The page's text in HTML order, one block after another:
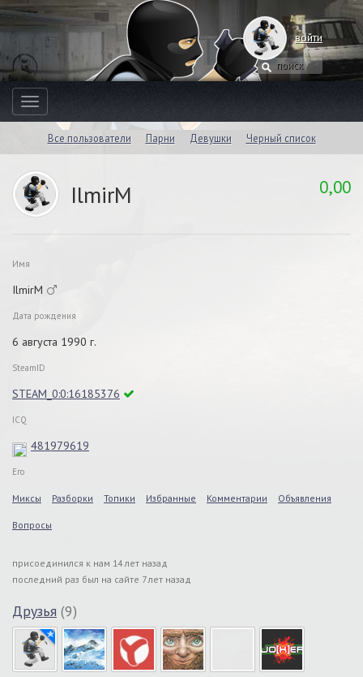
войти
Toggle
navigation
Все пользователи Парни Девушки Черный список
IlmirM 0,00
Имя
IlmirM
Дата рождения
6 августа 1990 г.
SteamID
STEAM_0:0:16185376
ICQ
481979619
Его
Миксы Разборки Топики Избранные Комментарии Объявления
Вопросы
присоединился к нам 14 лет назад
последний раз был на сайте 7 лет назад
Друзья (9)